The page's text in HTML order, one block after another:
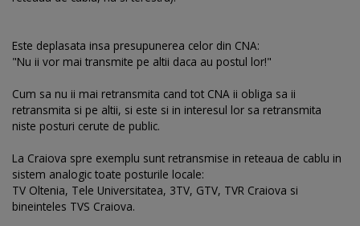
Este deplasata insa presupunerea celor din CNA:
"Nu ii vor mai transmite pe altii daca au postul lor!"
Cum sa nu ii mai retransmita cand tot CNA ii obliga sa ii
retransmita si pe altii, si este si in interesul lor sa retransmita
niste posturi cerute de public.
La Craiova spre exemplu sunt retransmise in reteaua de cablu in
sistem analogic toate posturile locale:
TV Oltenia, Tele Universitatea, 3TV, GTV, TVR Craiova si
bineinteles TVS Craiova.